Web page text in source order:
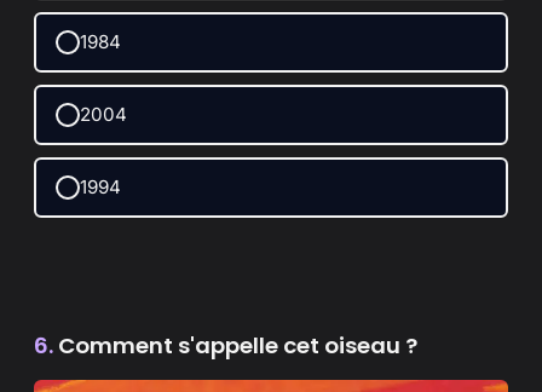
1984
2004
1994
6. Comment s'appelle cet oiseau ?